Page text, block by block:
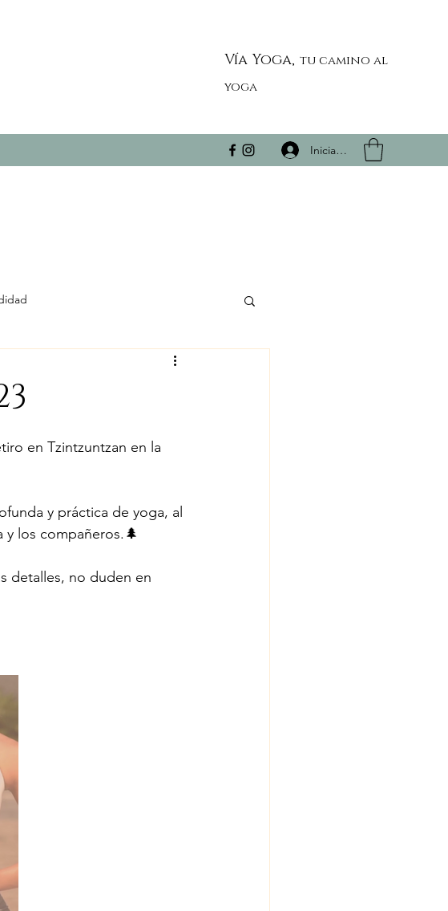
Vía Yoga, tu camino al
yoga
Iniciar sesión
en Tzintzuntzan en la
y práctica de yoga, al
los compañeros.🌲
detalles, no duden en